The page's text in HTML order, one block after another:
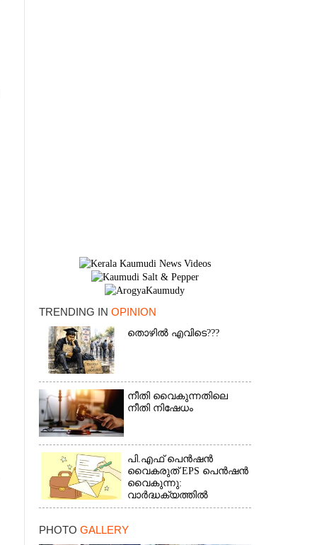
TRENDING IN OPINION
തൊഴിൽ എവിടെ???
നീതി വൈകുന്നതിലെ
നീതി നിഷേധം
പി.എഫ് പെൻഷൻ
വൈകരുത് EPS പെൻഷൻ
വൈകുന്നു:
വാർദ്ധക്യത്തിൽ
പെൻഷൻകാർ
PHOTO GALLERY